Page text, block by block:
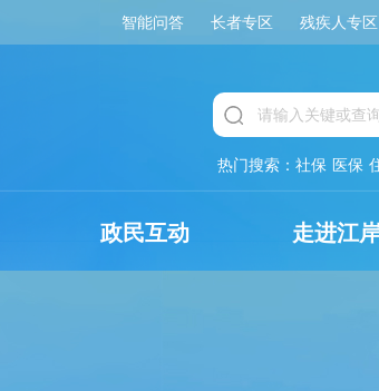
智能问答 长者专区 残疾人专区
热门搜索： 社保 医保
政民互动 走进江